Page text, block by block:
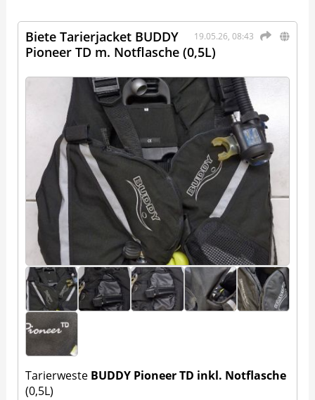
19.05.26, 08:43
Biete Tarierjacket BUDDY
Pioneer TD m. Notflasche (0,5L)
Tarierweste BUDDY Pioneer TD inkl. Notflasche
(0,5L)